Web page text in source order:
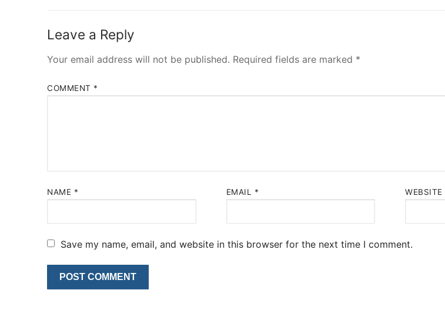
Leave a Reply
Your email address will not be published. Required fields are marked *
COMMENT *
NAME * EMAIL * WEBSITE
Save my name, email, and website in this browser for the next time I comment.